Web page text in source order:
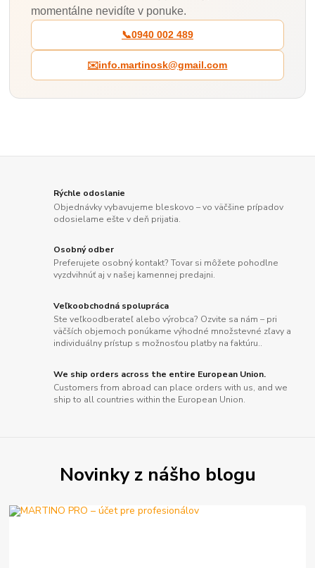
momentálne nevidíte v ponuke.
📞0940 002 489
✉️info.martinosk@gmail.com
Rýchle odoslanie
Objednávky vybavujeme bleskovo – vo väčšine prípadov
odosielame ešte v deň prijatia.
Osobný odber
Preferujete osobný kontakt? Tovar si môžete pohodlne
vyzdvihnúť aj v našej kamennej predajni.
Veľkoobchodná spolupráca
Ste veľkoodberateľ alebo výrobca? Ozvite sa nám – pri
väčších objemoch ponúkame výhodné množstevné zľavy a
individuálny prístup s možnosťou platby na faktúru..
We ship orders across the entire European Union.
Customers from abroad can place orders with us, and we
ship to all countries within the European Union.
Novinky z nášho blogu